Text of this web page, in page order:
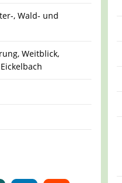
, Wald- und
Weitblick,